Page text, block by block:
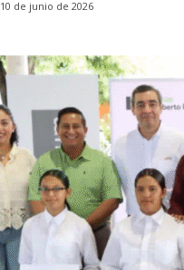
10 de junio de 2026